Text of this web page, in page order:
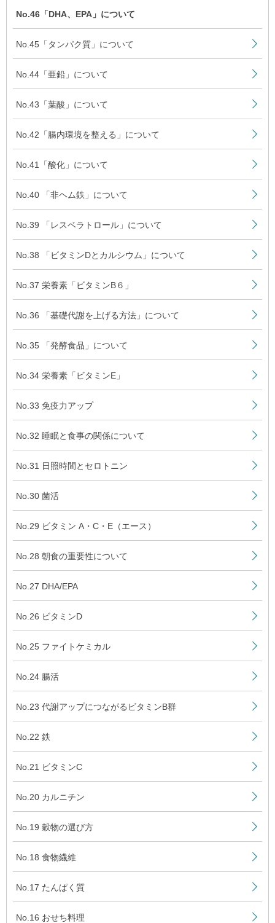
No.46「DHA、EPA」について
No.45「タンパク質」について
No.44「亜鉛」について
No.43「葉酸」について
No.42「腸内環境を整える」について
No.41「酸化」について
No.40 「非ヘム鉄」について
No.39 「レスベラトロール」について
No.38 「ビタミンDとカルシウム」について
No.37 栄養素「ビタミンB６」
No.36 「基礎代謝を上げる方法」について
No.35 「発酵食品」について
No.34 栄養素「ビタミンE」
No.33 免疫力アップ
No.32 睡眠と食事の関係について
No.31 日照時間とセロトニン
No.30 菌活
No.29 ビタミン A・C・E（エース）
No.28 朝食の重要性について
No.27 DHA/EPA
No.26 ビタミンD
No.25 ファイトケミカル
No.24 腸活
No.23 代謝アップにつながるビタミンB群
No.22 鉄
No.21 ビタミンC
No.20 カルニチン
No.19 穀物の選び方
No.18 食物繊維
No.17 たんぱく質
No.16 おせち料理